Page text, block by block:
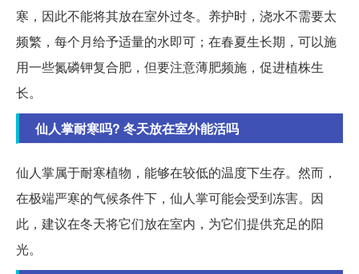
寒，因此不能将其放在室外过冬。养护时，浇水不需要太
频繁，每个月给予适量的水即可；在春夏生长期，可以施
用一些氮磷钾复合肥，但要注意薄肥频施，促进植株生
长。
仙人掌耐寒吗? 冬天放在室外能活吗
仙人掌属于耐寒植物，能够在较低的温度下生存。然而，
在极端严寒的气候条件下，仙人掌可能会受到冻害。因
此，建议在冬天将它们放在室内，为它们提供充足的阳
光。